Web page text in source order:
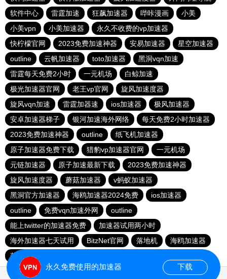
软件中心
雷霆加速 狂飙加速器 哔咔漫画
小美
小美vpn
小美加速器
永久不收费的vp加速器
快柠檬官网
2023免费加速神器 安易加速器
星空加速器
outline
云帆加速器 toto加速器
黑洞vqn加速
雷霆每天免费2小时
一元机场
白鲸加速
极光加速器官网
老王vp官网
旋风加速度器
旋风vqn加速
雷霆加器速 ios加速器
极风加速器
安卓加速器梯子
银河加速海外网络
每天免费2小时加速器
2023免费加速神器
outline
纸飞机加速器
原子加速器免费下载
猎豹vp加速器官网
一元机场
元链加速器
原子加速最新下载
2023免费加速神器
旋风加速度器
蘑菇加速器
v蚂蚁加速器
黑洞官方加速器
海鸥加速器2024免费
ios加速器
outline
免费vqn加速外网
outline
能上twitter的加速器免费
加速器试用两小时
海外加速器七天试用
BitzNet官网 落地机
海鸥加速器
落地机
永久免费使用的加速器 下载